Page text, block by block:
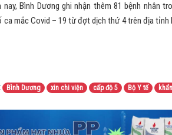
Bình Dương ghi nhận thêm 81 bệnh nhân
ca mắc Covid – 19 từ đợt dịch thứ 4 trên địa tỉnh
Bình Dương xin chi viện cấp độ 5 Bộ Y tế khẩn